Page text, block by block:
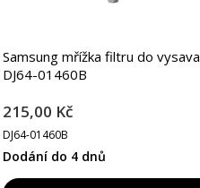
Samsung mřížka filtru do
DJ64-01460B
215,00 Kč
DJ64-01460B
Dodání do 4 dnů